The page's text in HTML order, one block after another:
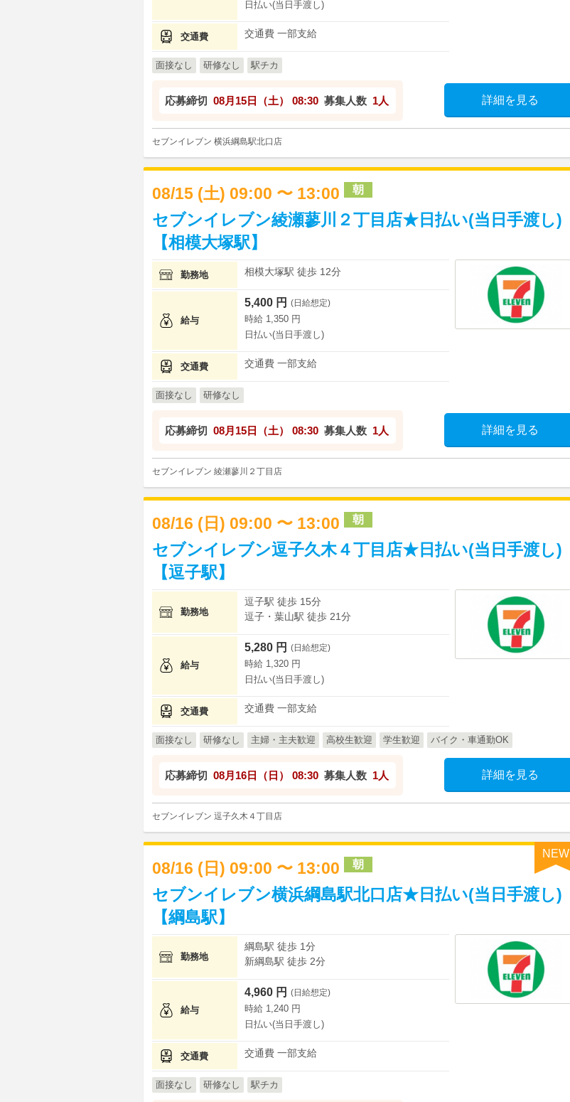
日払い(当日手渡し)
交通費 交通費 一部支給
面接なし 研修なし 駅チカ
応募締切 08月15日（土） 08:30 募集人数 1人 詳細を見る
セブンイレブン 横浜綱島駅北口店
08/15 (土) 09:00 〜 13:00 朝
セブンイレブン綾瀬蓼川２丁目店★日払い(当日手渡し)
【相模大塚駅】
勤務地 相模大塚駅 徒歩 12分
給与
5,400 円 (日給想定)
時給 1,350 円
日払い(当日手渡し)
交通費 交通費 一部支給
面接なし 研修なし
応募締切 08月15日（土） 08:30 募集人数 1人 詳細を見る
セブンイレブン 綾瀬蓼川２丁目店
08/16 (日) 09:00 〜 13:00 朝
セブンイレブン逗子久木４丁目店★日払い(当日手渡し)
【逗子駅】
勤務地
逗子駅 徒歩 15分
逗子・葉山駅 徒歩 21分
給与
5,280 円 (日給想定)
時給 1,320 円
日払い(当日手渡し)
交通費 交通費 一部支給
面接なし 研修なし 主婦・主夫歓迎 高校生歓迎 学生歓迎 バイク・車通勤OK
応募締切 08月16日（日） 08:30 募集人数 1人 詳細を見る
セブンイレブン 逗子久木４丁目店
NEW
08/16 (日) 09:00 〜 13:00 朝
セブンイレブン横浜綱島駅北口店★日払い(当日手渡し)
【綱島駅】
勤務地
綱島駅 徒歩 1分
新綱島駅 徒歩 2分
給与
4,960 円 (日給想定)
時給 1,240 円
日払い(当日手渡し)
交通費 交通費 一部支給
面接なし 研修なし 駅チカ